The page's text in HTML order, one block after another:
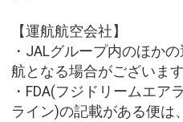
【運航航空会社】
・JALグループ内のほか
航となる場合がございます
・FDA(フジドリームエア
ライン)の記載がある便は